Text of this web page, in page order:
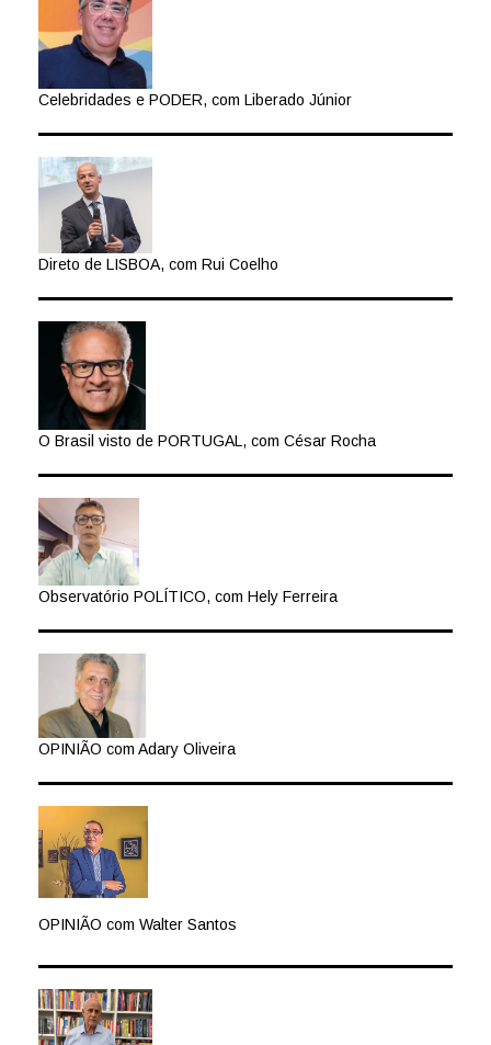
Celebridades e PODER, com Liberado Júnior
Direto de LISBOA, com Rui Coelho
O Brasil visto de PORTUGAL, com César Rocha
Observatório POLÍTICO, com Hely Ferreira
OPINIÃO com Adary Oliveira
OPINIÃO com Walter Santos